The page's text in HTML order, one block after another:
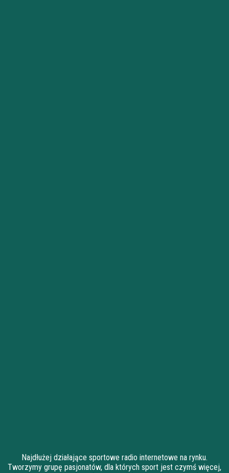
Najdłużej działające sportowe radio internetowe na rynku.
Tworzymy grupę pasjonatów, dla których sport jest czymś więcej,